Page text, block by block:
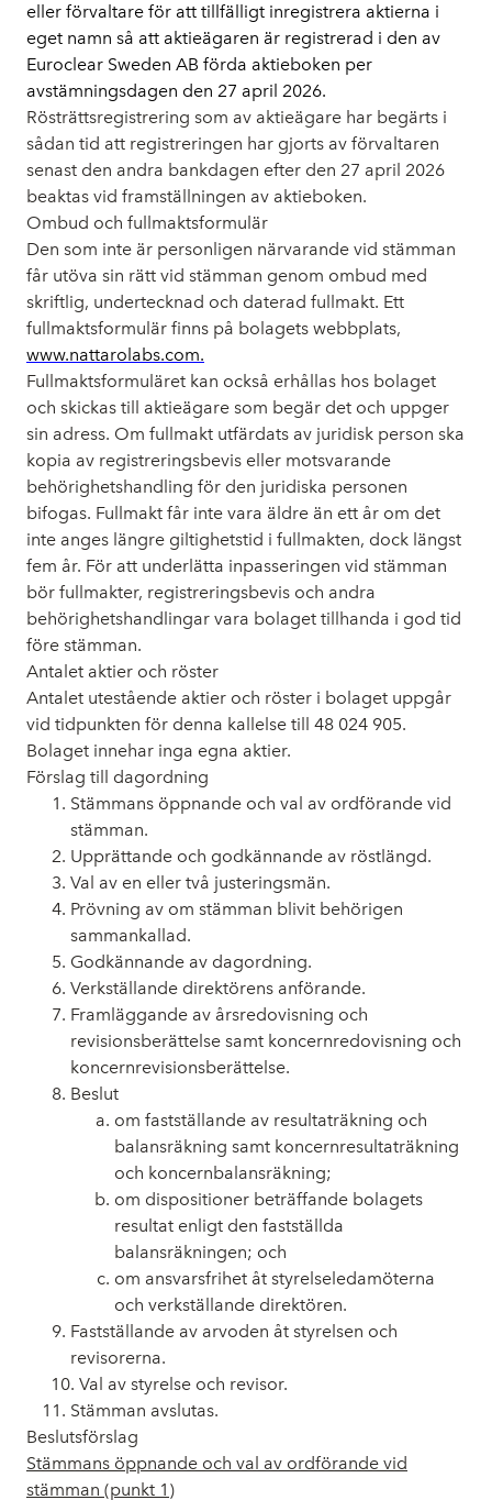
eller förvaltare för att tillfälligt inregistrera aktierna i
eget namn så att aktieägaren är registrerad i den av
Euroclear Sweden AB förda aktieboken per
avstämningsdagen den 27 april 2026.
Rösträttsregistrering som av aktieägare har begärts i
sådan tid att registreringen har gjorts av förvaltaren
senast den andra bankdagen efter den 27 april 2026
beaktas vid framställningen av aktieboken.
Ombud och fullmaktsformulär
Den som inte är personligen närvarande vid stämman
får utöva sin rätt vid stämman genom ombud med
skriftlig, undertecknad och daterad fullmakt. Ett
fullmaktsformulär finns på bolagets webbplats,
www.nattarolabs.com.
Fullmaktsformuläret kan också erhållas hos bolaget
och skickas till aktieägare som begär det och uppger
sin adress. Om fullmakt utfärdats av juridisk person ska
kopia av registreringsbevis eller motsvarande
behörighetshandling för den juridiska personen
bifogas. Fullmakt får inte vara äldre än ett år om det
inte anges längre giltighetstid i fullmakten, dock längst
fem år. För att underlätta inpasseringen vid stämman
bör fullmakter, registreringsbevis och andra
behörighetshandlingar vara bolaget tillhanda i god tid
före stämman.
Antalet aktier och röster
Antalet utestående aktier och röster i bolaget uppgår
vid tidpunkten för denna kallelse till 48 024 905.
Bolaget innehar inga egna aktier.
Förslag till dagordning
Stämmans öppnande och val av ordförande vid
stämman.
Upprättande och godkännande av röstlängd.
Val av en eller två justeringsmän.
Prövning av om stämman blivit behörigen
sammankallad.
Godkännande av dagordning.
Verkställande direktörens anförande.
Framläggande av årsredovisning och
revisionsberättelse samt koncernredovisning och
koncernrevisionsberättelse.
Beslut
om fastställande av resultaträkning och
balansräkning samt koncernresultaträkning
och koncernbalansräkning;
om dispositioner beträffande bolagets
resultat enligt den fastställda
balansräkningen; och
om ansvarsfrihet åt styrelseledamöterna
och verkställande direktören.
Fastställande av arvoden åt styrelsen och
revisorerna.
Val av styrelse och revisor.
Stämman avslutas.
Beslutsförslag
Stämmans öppnande och val av ordförande vid
stämman (punkt 1)